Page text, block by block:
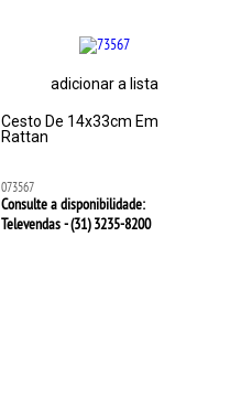
adicionar a lista
Cesto De 14x33cm Em
Rattan
073567
Consulte a disponibilidade:
Televendas - (31)3235-8200